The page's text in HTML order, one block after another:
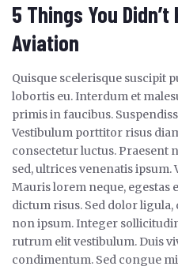
5 Things You
Aviation
Quisque scelerisque suscipit
lobortis eu. Interdum et
primis in faucibus.
Vestibulum porttitor risus
consectetur luctus. Praesent
sed, ultrices venenatis ipsum.
Mauris lorem neque, egestas
dictum risus. Sed dolor
non ipsum. Integer
rutrum elit vestibulum. Duis
condimentum. Sed congue